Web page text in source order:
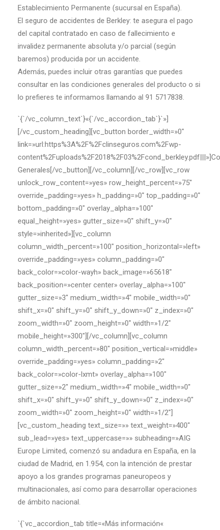
Establecimiento Permanente (sucursal en España).
El seguro de accidentes de Berkley: te asegura el pago
del capital contratado en caso de fallecimiento e
invalidez permanente absoluta y/o parcial (según
baremos) producida por un accidente.
Además, puedes incluir otras garantías que puedes
consultar en las condiciones generales del producto o si
lo prefieres te informamos llamando al 91 5717838.
`{`/vc_column_text`}«{`/vc_accordion_tab`}`»]
[/vc_custom_heading][vc_button border_width=»0″
link=»url:https%3A%2F%2Fclinseguros.com%2Fwp-
Generales[/vc_button][/vc_column][/vc_row][vc_row
unlock_row_content=»yes» row_height_percent=»75″
override_padding=»yes» h_padding=»0″ top_padding=»0″
bottom_padding=»0″ overlay_alpha=»100″
equal_height=»yes» gutter_size=»0″ shift_y=»0″
style=»inherited»][vc_column
column_width_percent=»100″ position_horizontal=»left»
override_padding=»yes» column_padding=»0″
back_color=»color-wayh» back_image=»65618″
back_position=»center center» overlay_alpha=»100″
gutter_size=»3″ medium_width=»4″ mobile_width=»0″
shift_x=»0″ shift_y=»0″ shift_y_down=»0″ z_index=»0″
zoom_width=»0″ zoom_height=»0″ width=»1/2″
mobile_height=»300″][/vc_column][vc_column
column_width_percent=»80″ position_vertical=»middle»
override_padding=»yes» column_padding=»2″
back_color=»color-lxmt» overlay_alpha=»100″
gutter_size=»2″ medium_width=»4″ mobile_width=»0″
shift_x=»0″ shift_y=»0″ shift_y_down=»0″ z_index=»0″
zoom_width=»0″ zoom_height=»0″ width=»1/2″]
[vc_custom_heading text_size=»» text_weight=»400″
sub_lead=»yes» text_uppercase=»» subheading=»AIG
Europe Limited, comenzó su andadura en España, en la
ciudad de Madrid, en 1.954, con la intención de prestar
apoyo a los grandes programas paneuropeos y
multinacionales, así como para desarrollar operaciones
de ámbito nacional.
`{`vc_accordion_tab title=«Más información«